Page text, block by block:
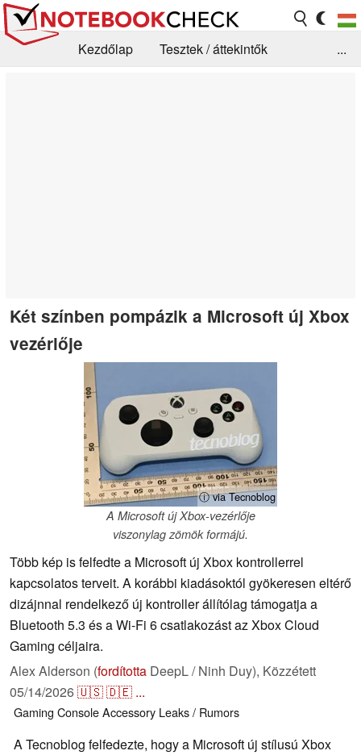
Kezdőlap
Tesztek / áttekintők
...
Két színben pompázik a Microsoft új Xbox
vezérlője
ⓘ via Tecnoblog
A Microsoft új Xbox-vezérlője
viszonylag zömök formájú.
Több kép is felfedte a Microsoft új Xbox kontrollerrel
kapcsolatos terveit. A korábbi kiadásoktól gyökeresen eltérő
dizájnnal rendelkező új kontroller állítólag támogatja a
Bluetooth 5.3 és a Wi-Fi 6 csatlakozást az Xbox Cloud
Gaming céljaira.
Alex Alderson (fordította DeepL / Ninh Duy), Közzétett
05/14/2026🇺🇸🇩🇪 ...
Gaming ConsoleAccessory Leaks / Rumors
A Tecnoblog felfedezte, hogy a Microsoft új stílusú Xbox